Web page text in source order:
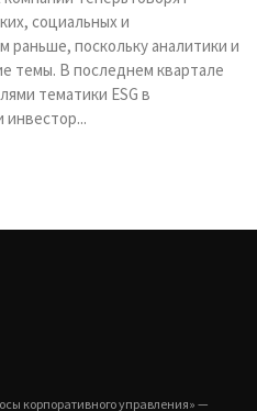
социальных и
раньше, поскольку аналитики и
темы. В последнем квартале
тематики ESG в
инвестор...
корпоративного управления» —